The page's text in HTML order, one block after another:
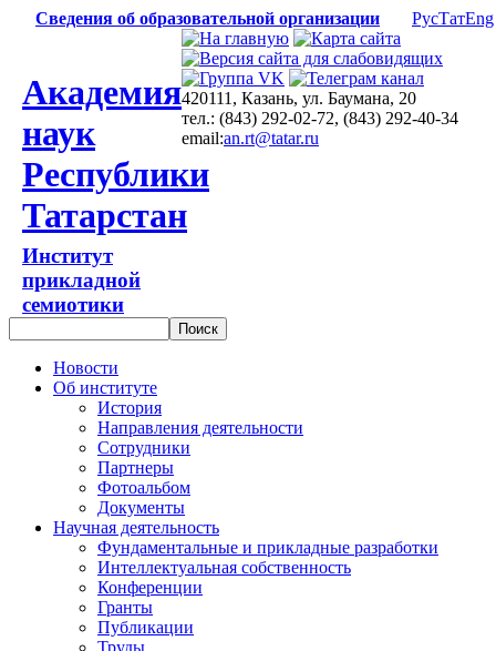
Сведения об образовательной организации РусТатEng
Академия
наук
Республики
Татарстан
Институт
прикладной
семиотики
420111, Казань, ул. Баумана, 20
тел.: (843) 292-02-72, (843) 292-40-34
email:an.rt@tatar.ru
Новости
Об институте
История
Направления деятельности
Сотрудники
Партнеры
Фотоальбом
Документы
Научная деятельность
Фундаментальные и прикладные разработки
Интеллектуальная собственность
Конференции
Гранты
Публикации
Труды